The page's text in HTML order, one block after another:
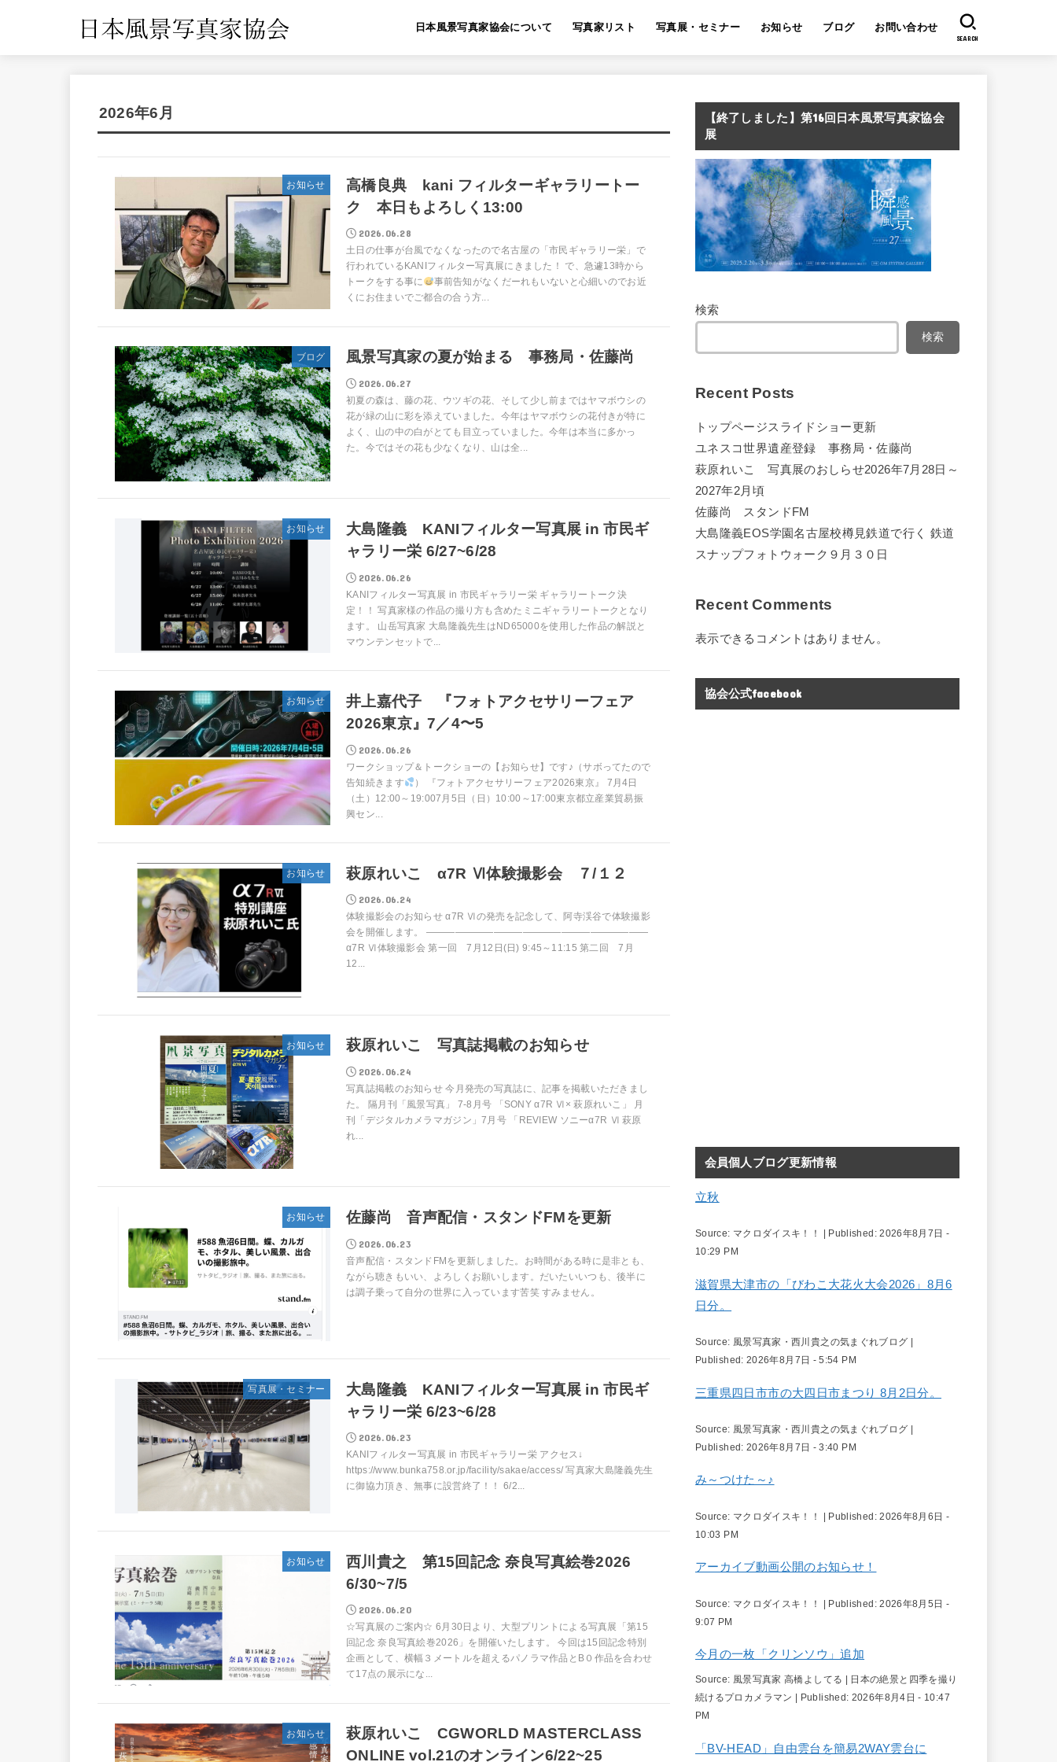
日本風景写真家協会について 写真家リスト 写真展・セミナー お知らせ ブログ お問い合わせ
SEARCH
2026年6月
お知らせ
高橋良典 kani フィルターギャラリートー
ク 本日もよろしく13:00
2026.06.28
土日の仕事が台風でなくなったので名古屋の「市民ギャラリー栄」で
行われているKANIフィルター写真展にきました！ で、急遽13時から
トークをする事に
事前告知がなくだーれもいないと心細いのでお近
くにお住まいでご都合の合う方...
ブログ 風景写真家の夏が始まる 事務局・佐藤尚
2026.06.27
初夏の森は、藤の花、ウツギの花、そして少し前まではヤマボウシの
花が緑の山に彩を添えていました。今年はヤマボウシの花付きが特に
よく、山の中の白がとても目立っていました。今年は本当に多かっ
た。今ではその花も少なくなり、山は全...
お知らせ
大島隆義 KANIフィルター写真展 in 市民ギ
ャラリー栄 6/27~6/28
2026.06.26
KANIフィルター写真展 in 市民ギャラリー栄 ギャラリートーク決
定！！ 写真家様の作品の撮り方も含めたミニギャラリートークとなり
ます。 山岳写真家 大島隆義先生はND65000を使用した作品の解説と
マウンテンセットで...
お知らせ
井上嘉代子 『フォトアクセサリーフェア
2026東京』7／4〜5
2026.06.26
ワークショップ＆トークショーの【お知らせ】です♪（サボってたので
告知続きます
） 『フォトアクセサリーフェア2026東京』 7月4日
（土）12:00～19:007月5日（日）10:00～17:00東京都立産業貿易振
興セン...
お知らせ 萩原れいこ α7R Ⅵ体験撮影会 ７/１２
2026.06.24
体験撮影会のお知らせ α7R Ⅵの発売を記念して、阿寺渓谷で体験撮影
会を開催します。 ———————————————————————
α7R Ⅵ体験撮影会 第一回 7月12日(日) 9:45～11:15 第二回 7月
12...
お知らせ 萩原れいこ 写真誌掲載のお知らせ
2026.06.24
写真誌掲載のお知らせ 今月発売の写真誌に、記事を掲載いただきまし
た。 隔月刊「風景写真」 7-8月号 「SONY α7R Ⅵ× 萩原れいこ」 月
刊「デジタルカメラマガジン」7月号 「REVIEW ソニーα7R Ⅵ 萩原
れ...
お知らせ 佐藤尚 音声配信・スタンドFMを更新
2026.06.23
音声配信・スタンドFMを更新しました。お時間がある時に是非とも、
ながら聴きもいい、よろしくお願いします。だいたいいつも、後半に
は調子乗って自分の世界に入っています苦笑 すみません。
写真展・セミナー
大島隆義 KANIフィルター写真展 in 市民ギ
ャラリー栄 6/23~6/28
2026.06.23
KANIフィルター写真展 in 市民ギャラリー栄 アクセス↓
https://www.bunka758.or.jp/facility/sakae/access/ 写真家大島隆義先生
に御協力頂き、無事に設営終了！！ 6/2...
お知らせ
西川貴之 第15回記念 奈良写真絵巻2026
6/30~7/5
2026.06.20
☆写真展のご案内☆ 6月30日より、大型プリントによる写真展「第15
回記念 奈良写真絵巻2026」を開催いたします。 今回は15回記念特別
企画として、横幅３メートルを超えるパノラマ作品とB０作品を合わせ
て17点の展示にな...
お知らせ
萩原れいこ CGWORLD MASTERCLASS
ONLINE vol.21のオンライン6/22~25
【終了しました】第16回日本風景写真家協会
展
検索
検索
Recent Posts
トップページスライドショー更新
ユネスコ世界遺産登録 事務局・佐藤尚
萩原れいこ 写真展のおしらせ2026年7月28日～
2027年2月頃
佐藤尚 スタンドFM
大島隆義EOS学園名古屋校樽見鉄道で行く 鉄道
スナップフォトウォーク９月３０日
Recent Comments
表示できるコメントはありません。
協会公式facebook
会員個人ブログ更新情報
立秋
Source: マクロダイスキ！！ Published:2026年8月7日 -
10:29 PM
滋賀県大津市の「びわこ大花火大会2026」8月6
日分。
Source: 風景写真家・西川貴之の気まぐれブログ
Published: 2026年8月7日 - 5:54 PM
三重県四日市市の大四日市まつり 8月2日分。
Source: 風景写真家・西川貴之の気まぐれブログ
Published: 2026年8月7日 - 3:40 PM
み～つけた～♪
Source: マクロダイスキ！！ Published:2026年8月6日 -
10:03 PM
アーカイブ動画公開のお知らせ！
Source: マクロダイスキ！！ Published:2026年8月5日 -
9:07 PM
今月の一枚「クリンソウ」追加
Source: 風景写真家 高橋よしてる | 日本の絶景と四季を撮り
続けるプロカメラマン
Published: 2026年8月4日 - 10:47
PM
「BV-HEAD」自由雲台を簡易2WAY雲台に